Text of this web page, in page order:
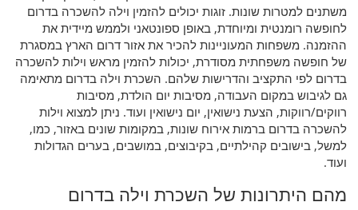
משתנים למטרות שונות. זוגות יכולים להזמין וילה להשכרה בדרום
לחופשה רומנטית ומיוחדת, באופן ספונטאני ולממש מיידית את
ההזמנה. משפחות המעוניינות להכיר את אזור דרום הארץ במסגרת
של חופשה משפחתית מסודרת, יכולות להזמין מראש וילות להשכרה
בדרום לפי התקציב והדרישות שלהם. השכרת וילה בדרום מתאימה
גם לגיבוש במקום העבודה, מסיבות יום הולדת, מסיבות
רווקים/רווקות, הצעת נישואין, יום נישואין ועוד. ניתן למצוא וילות
להשכרה בדרום ברמות אירוח שונות, במקומות שונים באזור, כמו,
למשל, בישובים קהילתיים, בקיבוצים, במושבים, בערים הגדולות
ועוד.
מהם היתרונות של השכרת וילה בדרום